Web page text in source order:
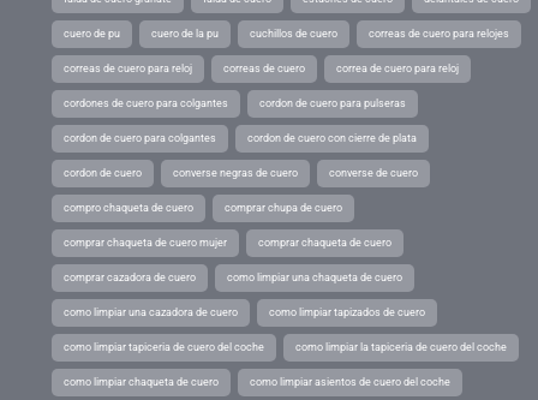
cuero de pu cuero de la pu cuchillos de cuero correas de cuero para relojes
correas de cuero para reloj correas de cuero correa de cuero para reloj
cordones de cuero para colgantes cordon de cuero para pulseras
cordon de cuero para colgantes cordon de cuero con cierre de plata
cordon de cuero converse negras de cuero converse de cuero
compro chaqueta de cuero comprar chupa de cuero
comprar chaqueta de cuero mujer comprar chaqueta de cuero
comprar cazadora de cuero como limpiar una chaqueta de cuero
como limpiar una cazadora de cuero como limpiar tapizados de cuero
como limpiar tapiceria de cuero del coche como limpiar la tapiceria de cuero del coche
como limpiar chaqueta de cuero como limpiar asientos de cuero del coche